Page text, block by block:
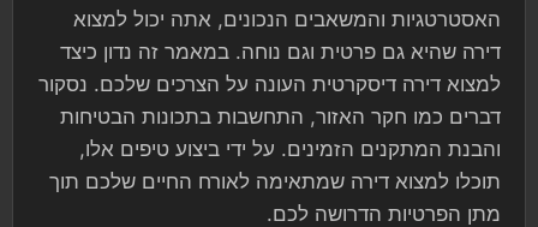
האסטרטגיות והמשאבים הנכונים, אתה יכול למצוא
דירה שהיא גם פרטית וגם נוחה. במאמר זה נדון כיצד
למצוא דירה דיסקרטית העונה על הצרכים שלכם. נסקור
דברים כמו חקר האזור, התחשבות בתכונות הבטיחות
והבנת המתקנים הזמינים. על ידי ביצוע טיפים אלו,
תוכלו למצוא דירה שמתאימה לאורח החיים שלכם תוך
מתן הפרטיות הדרושה לכם.